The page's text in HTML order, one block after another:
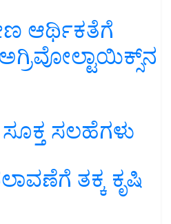
ಆರ್ಥಿಕತೆಗೆ
ಅಗ್ರಿವೋಲ್ಟಾಯಿಕ್ಸ್‌ನ
ಸಲಹೆಗಳು
ತಕ್ಕ ಕೃಷಿ